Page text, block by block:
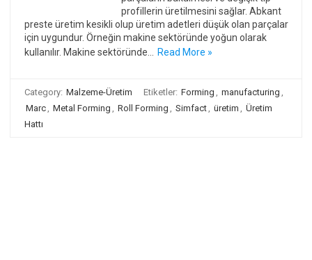
profillerin üretilmesini sağlar. Abkant
preste üretim kesikli olup üretim adetleri düşük olan parçalar
için uygundur. Örneğin makine sektöründe yoğun olarak
kullanılır. Makine sektöründe…
Read More »
Category: Malzeme-Üretim Etiketler: Forming , manufacturing ,
Marc, Metal Forming , Roll Forming , Simfact, üretim , Üretim
Hattı